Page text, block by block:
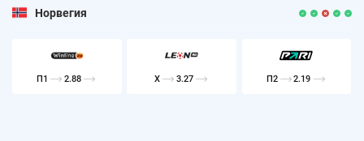
Норвегия
П1 2.88 X 3.27 П2 2.19